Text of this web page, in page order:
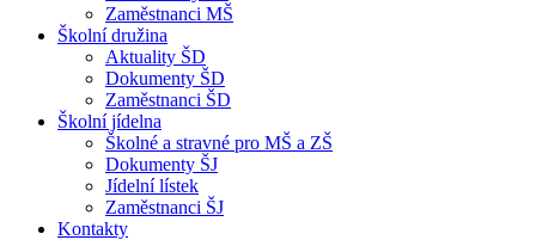
Zaměstnanci MŠ
Školní družina
Aktuality ŠD
Dokumenty ŠD
Zaměstnanci ŠD
Školní jídelna
Školné a stravné pro MŠ a ZŠ
Dokumenty ŠJ
Jídelní lístek
Zaměstnanci ŠJ
Kontakty